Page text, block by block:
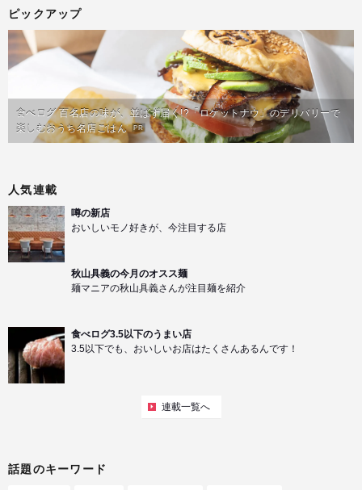
ピックアップ
食べログ 百名店の味が、並ばず届く!?「ロケットナウ」のデリバリーで
楽しむおうち名店ごはん PR
人気連載
噂の新店
おいしいモノ好きが、今注目する店
秋山具義の今月のオスス麺
麺マニアの秋山具義さんが注目麺を紹介
食べログ3.5以下のうまい店
3.5以下でも、おいしいお店はたくさんあるんです！
連載一覧へ
話題のキーワード